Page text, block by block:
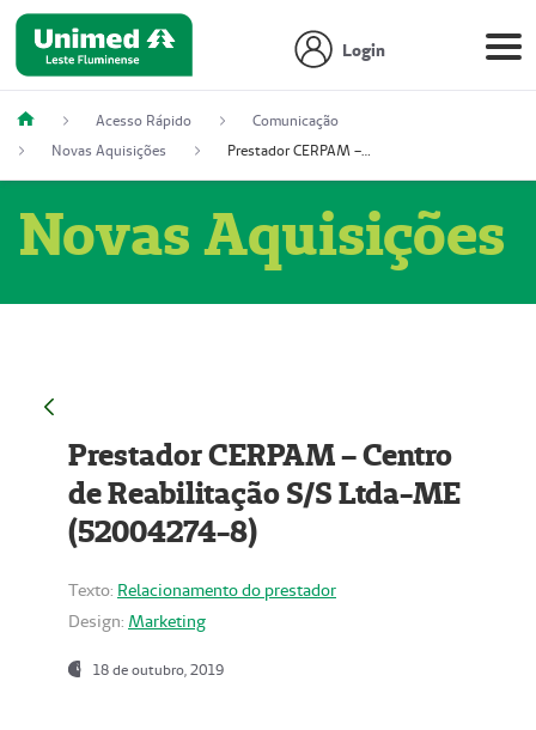
Login
Acesso Rápido
Comunicação
Novas Aquisições
Prestador CERPAM – Centro de Reabilitação S/S Ltda-ME (52004274-8)
Novas Aquisições
Prestador CERPAM – Centro
de Reabilitação S/S Ltda-ME
(52004274-8)
Texto: Relacionamento do prestador
Design: Marketing
18 de outubro, 2019